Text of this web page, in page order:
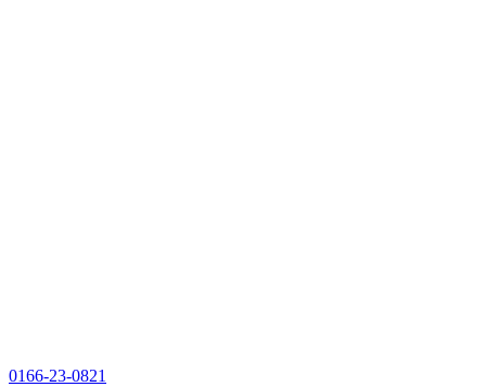
0166-23-0821